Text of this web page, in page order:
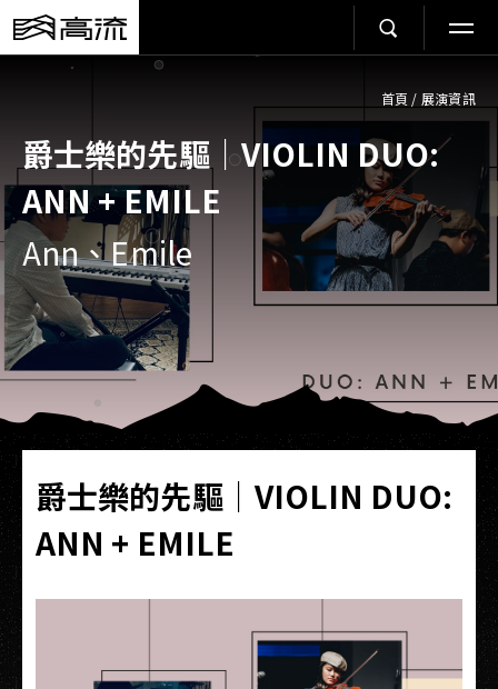
首頁 / 展演資訊
爵士樂的先驅｜VIOLIN DUO:
ANN + EMILE
Ann、Emile
爵士樂的先驅｜VIOLIN DUO:
ANN + EMILE